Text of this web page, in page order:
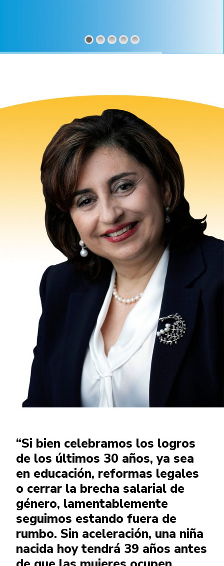
“Si bien celebramos los logros
de los últimos 30 años, ya sea
en educación, reformas legales
o cerrar la brecha salarial de
género, lamentablemente
seguimos estando fuera de
rumbo. Sin aceleración, una niña
nacida hoy tendrá 39 años antes